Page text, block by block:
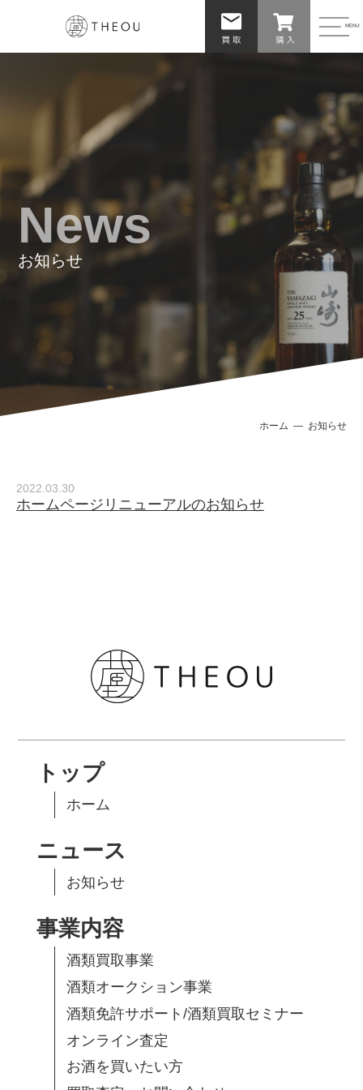
News
お知らせ
ホーム お知らせ
2022.03.30
ホームページリニューアルのお知らせ
トップ
ホーム
ニュース
お知らせ
事業内容
酒類買取事業
酒類オークション事業
酒類免許サポート/酒類買取セミナー
オンライン査定
お酒を買いたい方